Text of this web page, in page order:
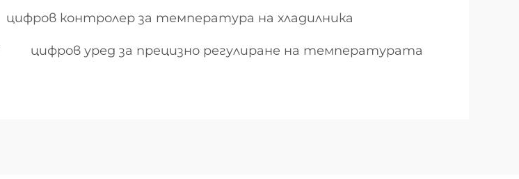
цифров контролер за температура на хладилника
цифров уред за прецизно регулиране на температурата